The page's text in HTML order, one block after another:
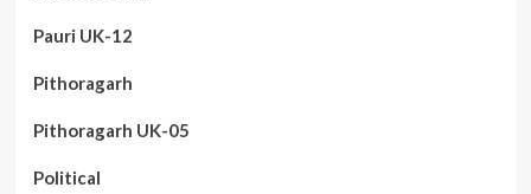
Pauri UK-12
Pithoragarh
Pithoragarh UK-05
Political